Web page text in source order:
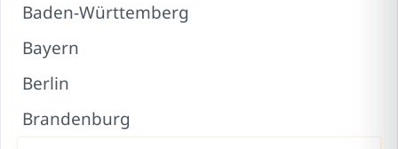
Baden-Württemberg
Bayern
Berlin
Brandenburg